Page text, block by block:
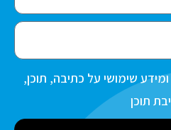
שימושי על כתיבה, תוכן,
תוכן